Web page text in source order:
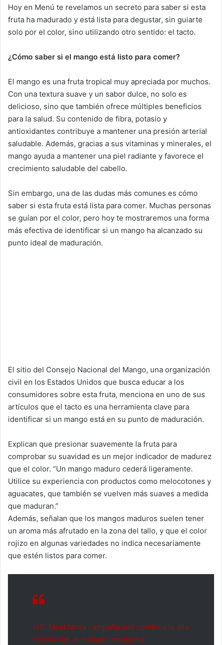
Hoy en Menú te revelamos un secreto para saber si esta
fruta ha madurado y está lista para degustar, sin guiarte
solo por el color, sino utilizando otro sentido: el tacto.
¿Cómo saber si el mango está listo para comer?
El mango es una fruta tropical muy apreciada por muchos.
Con una textura suave y un sabor dulce, no solo es
delicioso, sino que también ofrece múltiples beneficios
para la salud. Su contenido de fibra, potasio y
antioxidantes contribuye a mantener una presión arterial
saludable. Además, gracias a sus vitaminas y minerales, el
mango ayuda a mantener una piel radiante y favorece el
crecimiento saludable del cabello.
Sin embargo, una de las dudas más comunes es cómo
saber si esta fruta está lista para comer. Muchas personas
se guían por el color, pero hoy te mostraremos una forma
más efectiva de identificar si un mango ha alcanzado su
punto ideal de maduración.
El sitio del Consejo Nacional del Mango, una organización
civil en los Estados Unidos que busca educar a los
consumidores sobre esta fruta, menciona en uno de sus
artículos que el tacto es una herramienta clave para
identificar si un mango está en su punto de maduración.
Explican que presionar suavemente la fruta para
comprobar su suavidad es un mejor indicador de madurez
que el color. “Un mango maduro cederá ligeramente.
Utilice su experiencia con productos como melocotones y
aguacates, que también se vuelven más suaves a medida
que maduran.”
Además, señalan que los mangos maduros suelen tener
un aroma más afrutado en la zona del tallo, y que el color
rojizo en algunas variedades no indica necesariamente
que estén listos para comer.
U.S. Meat lanza campaña qué combina la alta
cocina con el cuidado ambiental.